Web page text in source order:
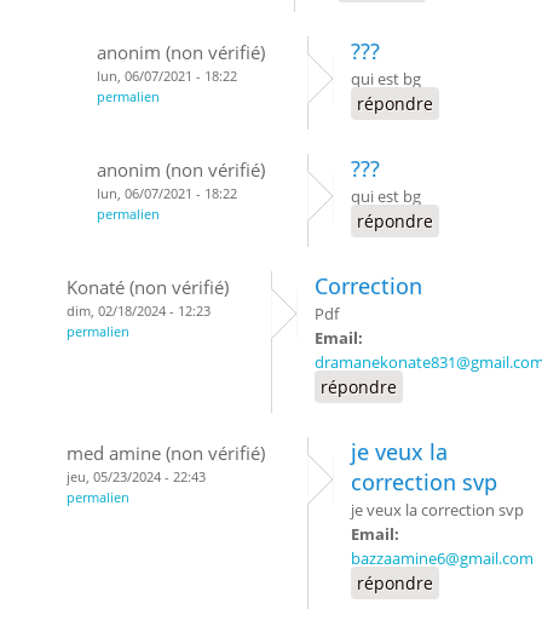
anonim (non vérifié)
lun, 06/07/2021 - 18:22
permalien
???
qui est bg
répondre
anonim (non vérifié)
lun, 06/07/2021 - 18:22
permalien
???
qui est bg
répondre
Konaté (non vérifié)
dim, 02/18/2024 - 12:23
permalien
Correction
Pdf
Email:
répondre
med amine (non vérifié)
jeu, 05/23/2024 - 22:43
permalien
je veux la
correction svp
je veux la correction svp
Email:
bazzaamine6@gmail.com
répondre